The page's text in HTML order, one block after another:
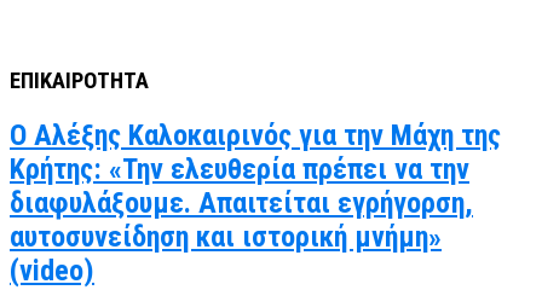
ΕΠΙΚΑΙΡΟΤΗΤΑ
Ο Αλέξης Καλοκαιρινός για την Μάχη της
Κρήτης: «Την ελευθερία πρέπει να την
διαφυλάξουμε. Απαιτείται εγρήγορση,
αυτοσυνείδηση και ιστορική μνήμη»
(video)